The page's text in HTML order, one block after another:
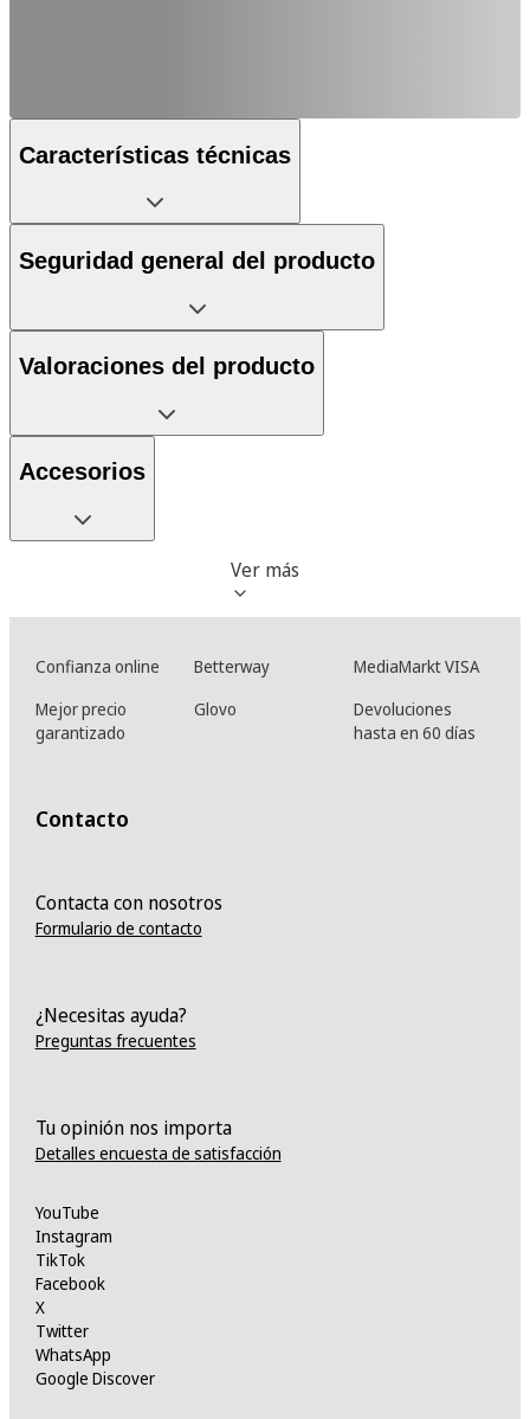
Características técnicas
Seguridad general del producto
Valoraciones del producto
Accesorios
Ver más
Confianza online Betterway
MediaMarkt VISA
Mejor precio
garantizado
Glovo
Devoluciones
hasta en 60 días
Contacto
Contacta con nosotros
Formulario de contacto
¿Necesitas ayuda?
Preguntas frecuentes
Tu opinión nos importa
Detalles encuesta de satisfacción
YouTube
Instagram
TikTok
Facebook
X
Twitter
WhatsApp
Google Discover